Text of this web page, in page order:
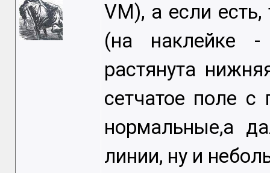
VM), а если
(на наклейке
растянута
сетчатое поле с
нормальные,а
линии, ну и